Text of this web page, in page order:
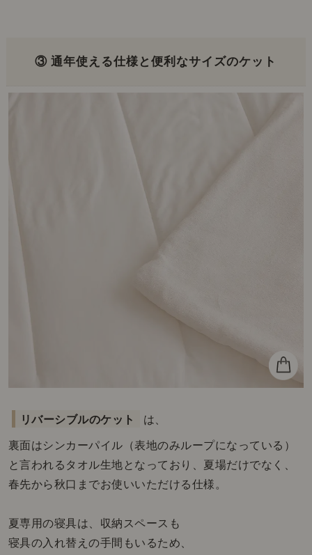
③ 通年使える仕様と便利なサイズのケット
リバーシブルのケット は、
裏面はシンカーパイル（表地のみループになっている）
と言われるタオル生地となっており、夏場だけでなく、
春先から秋口までお使いいただける仕様。
夏専用の寝具は、収納スペースも
寝具の入れ替えの手間もいるため、